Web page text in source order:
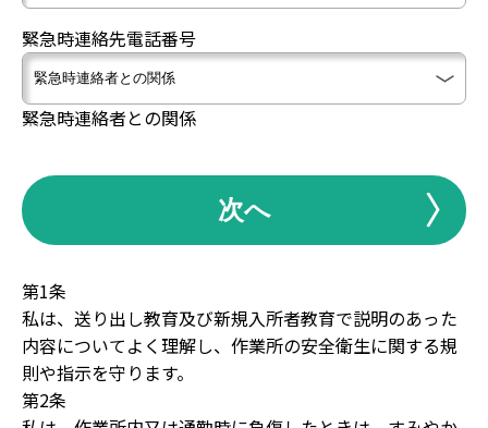
緊急時連絡先電話番号
緊急時連絡者との関係
次へ
第1条
私は、送り出し教育及び新規入所者教育で説明のあった
内容についてよく理解し、作業所の安全衛生に関する規
則や指示を守ります。
第2条